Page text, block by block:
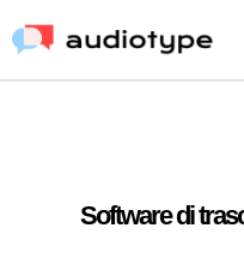
Software di